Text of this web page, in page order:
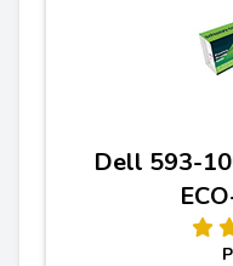
Dell 593-